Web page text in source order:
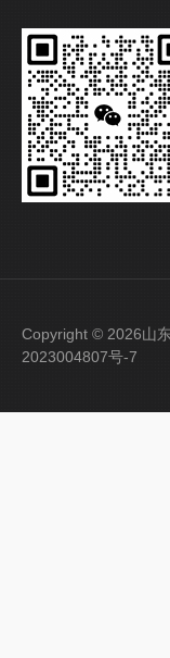
Copyright © 2026山
2023004807号-7